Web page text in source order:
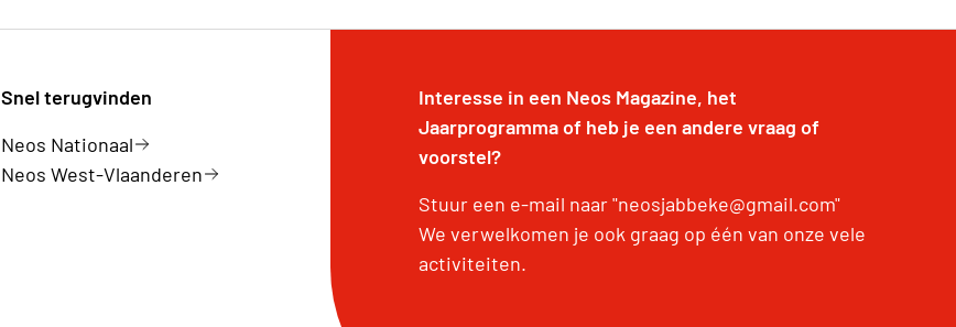
Snel terugvinden
Neos Nationaal
Neos West-Vlaanderen
Interesse in een Neos Magazine, het
Jaarprogramma of heb je een andere vraag of
voorstel?
Stuur een e-mail naar "neosjabbeke@gmail.com"
We verwelkomen je ook graag op één van onze vele
activiteiten.